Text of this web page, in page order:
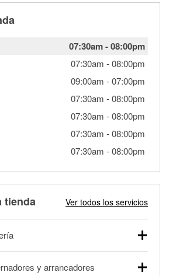
07:30am-08:00pm
07:30am -08:00pm
09:00am -07:00pm
07:30am -08:00pm
07:30am -08:00pm
07:30am -08:00pm
07:30am -08:00pm
tienda Ver todos los servicios
vehículos comerciales y
y arrancadores